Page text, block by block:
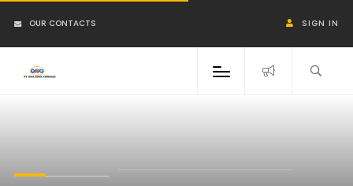
OUR CONTACTS SIGN IN